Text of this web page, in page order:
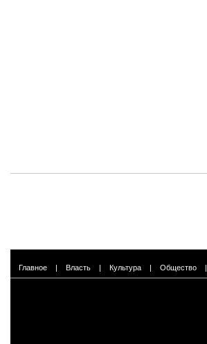
Главное | Власть | Культура | Общество |